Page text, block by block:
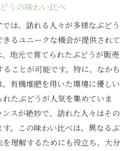
慮した農業の未来
携したエコ活動
どう栽培の挑戦
るエコ商品
たい自然との共生
大分県ぶどうフェアの楽しみ
ぶどうの味わい方
どうのペアリング体験
うの味わい比べ
は、訪れる人々が多様なぶどう
るユニークな機会が提供されて
地元で育てられたぶどうが販売
ことが可能です。特に、なかち
有機堆肥を用いた環境に優しい
たぶどうが人気を集めていま
スが絶妙で、訪れた人々はその
。この味わい比べは、異なるぶ
を理解するためにも役立ち、大分